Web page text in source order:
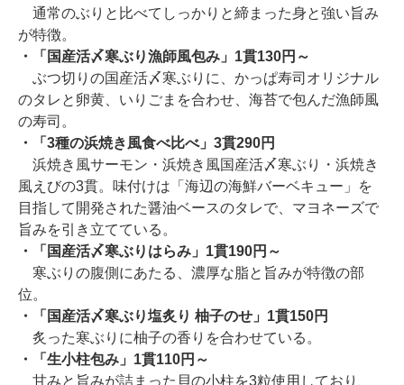
通常のぶりと比べてしっかりと締まった身と強い旨み
が特徴。
・「国産活〆寒ぶり漁師風包み」1貫130円～
ぶつ切りの国産活〆寒ぶりに、かっぱ寿司オリジナル
のタレと卵黄、いりごまを合わせ、海苔で包んだ漁師風
の寿司。
・「3種の浜焼き風食べ比べ」3貫290円
浜焼き風サーモン・浜焼き風国産活〆寒ぶり・浜焼き
風えびの3貫。味付けは「海辺の海鮮バーベキュー」を
目指して開発された醤油ベースのタレで、マヨネーズで
旨みを引き立てている。
・「国産活〆寒ぶりはらみ」1貫190円～
寒ぶりの腹側にあたる、濃厚な脂と旨みが特徴の部
位。
・「国産活〆寒ぶり塩炙り 柚子のせ」1貫150円
炙った寒ぶりに柚子の香りを合わせている。
・「生小柱包み」1貫110円～
甘みと旨みが詰まった貝の小柱を3粒使用しており、